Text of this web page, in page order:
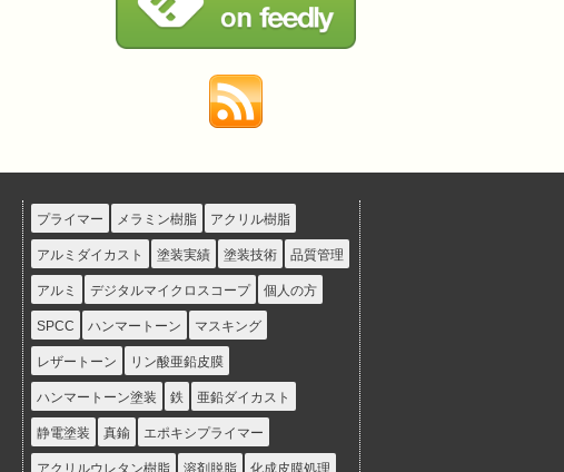
プライマー メラミン樹脂 アクリル樹脂
アルミダイカスト 塗装実績 塗装技術 品質管理
アルミ デジタルマイクロスコープ 個人の方
SPCC ハンマートーン マスキング
レザートーン リン酸亜鉛皮膜
ハンマートーン塗装 鉄 亜鉛ダイカスト
静電塗装 真鍮 エポキシプライマー
アクリルウレタン樹脂 溶剤脱脂 化成皮膜処理